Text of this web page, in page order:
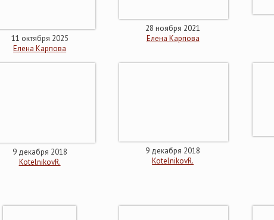
11 октября 2025
Елена Карпова
28 ноября 2021
Елена Карпова
9 декабря 2018
KotelnikovR.
9 декабря 2018
KotelnikovR.